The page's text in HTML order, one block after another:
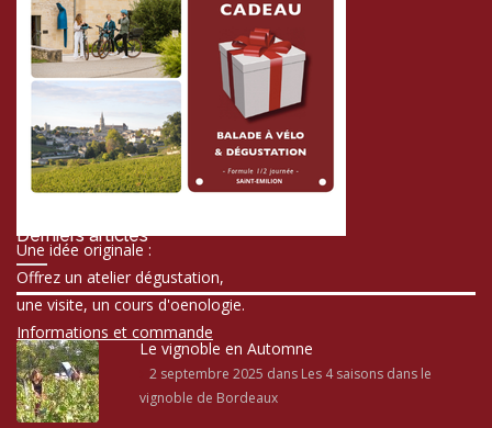
Une idée originale :
Offrez un atelier dégustation,
une visite, un cours d'oenologie.
Informations et commande
Derniers articles
Le vignoble en Automne
2 septembre 2025 dans Les 4 saisons dans le
vignoble de Bordeaux